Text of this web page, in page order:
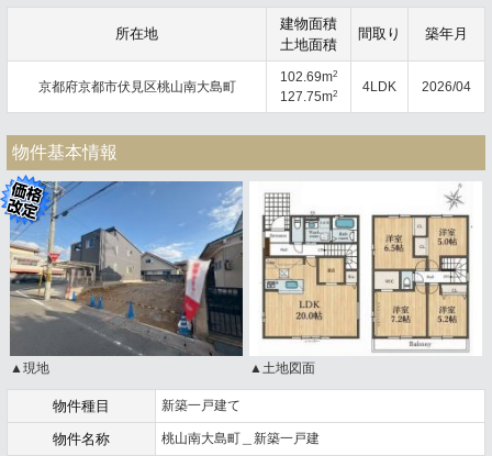
所在地
建物面積
土地面積
間取り 築年月
京都府京都市伏見区桃山南大島町
102.69m2
127.75m2 4LDK 2026/04
物件基本情報
▲現地 ▲土地図面
物件種目 新築一戸建て
物件名称 桃山南大島町＿新築一戸建